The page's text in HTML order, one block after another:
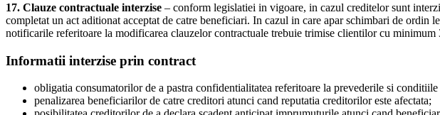
17. Clauze contractuale interzise – conform legislatiei in vigoare, in cazul creditelor sunt
completat un act aditionat acceptat de catre beneficiari. In cazul in care apar schimbari de
notificarile referitoare la modificarea clauzelor contractuale trebuie trimise clientilor cu minimum
Informatii interzise prin contract
obligatia consumatorilor de a pastra confidentialitatea referitoare la prevederile si conditiile
penalizarea beneficiarilor de catre creditori atunci cand reputatia creditorilor este afectata;